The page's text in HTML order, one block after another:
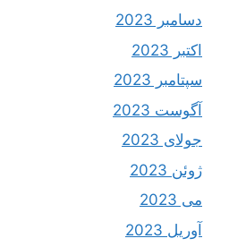
دسامبر 2023
اکتبر 2023
سپتامبر 2023
آگوست 2023
جولای 2023
ژوئن 2023
می 2023
آوریل 2023